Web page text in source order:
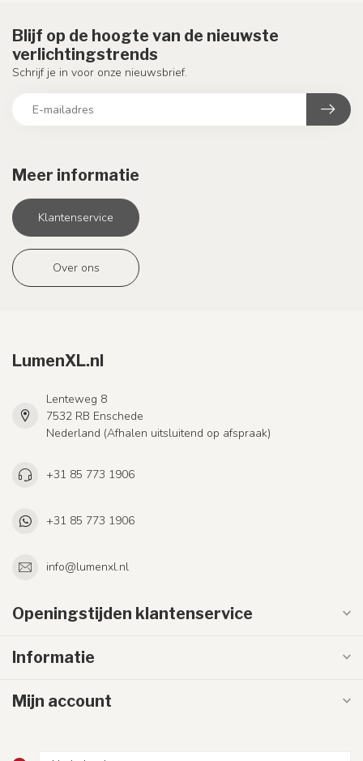
Meer informatie
Klantenservice
Over ons
Blijf op de hoogte van de nieuwste
verlichtingstrends
Schrijf je in voor onze nieuwsbrief.
LumenXL.nl
Lenteweg 8
7532 RB Enschede
Nederland (Afhalen uitsluitend op afspraak)
+31 85 773 1906
+31 85 773 1906
info@lumenxl.nl
Openingstijden klantenservice
Informatie
Mijn account